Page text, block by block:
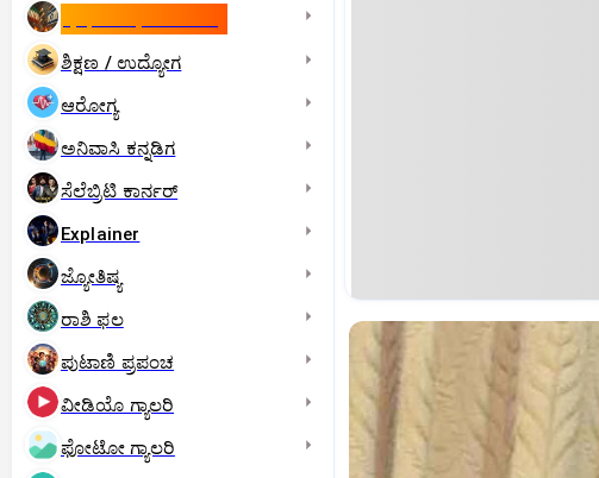
ಶಿಕ್ಷಣ / ಉದ್ಯೋಗ
ಆರೋಗ್ಯ
ಅನಿವಾಸಿ ಕನ್ನಡಿಗ
ಸೆಲೆಬ್ರಿಟಿ ಕಾರ್ನರ್‌
Explainer
ಜ್ಯೋತಿಷ್ಯ
ರಾಶಿ ಫಲ
ಪುಟಾಣಿ ಪ್ರಪಂಚ
ವೀಡಿಯೊ ಗ್ಯಾಲರಿ
ಫೋಟೋ ಗ್ಯಾಲರಿ